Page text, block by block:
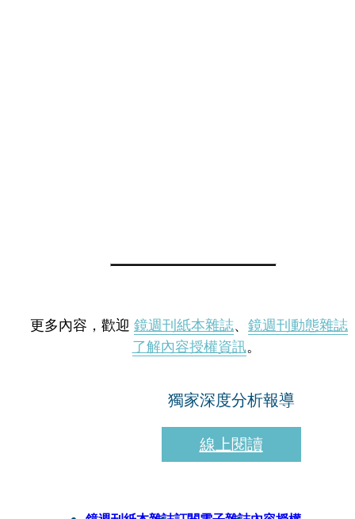
更多內容，歡迎 鏡週刊紙本雜誌、 鏡週刊動態雜誌
了解內容授權資訊。
獨家深度分析報導
線上閱讀